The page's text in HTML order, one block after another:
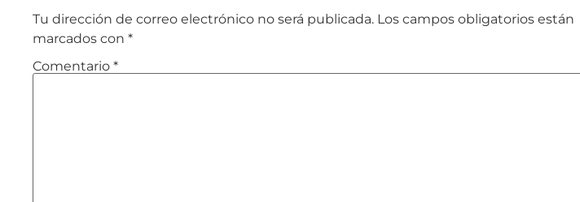
Tu dirección de correo electrónico no será publicada. Los campos obligatorios están
marcados con *
Comentario *